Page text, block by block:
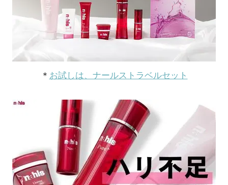
＊ お試しは、ナールストラベルセット